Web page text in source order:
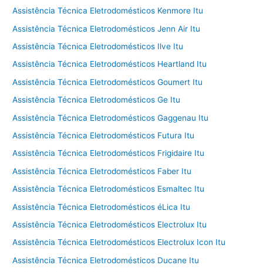
Assistência Técnica Eletrodomésticos Kenmore Itu
Assistência Técnica Eletrodomésticos Jenn Air Itu
Assistência Técnica Eletrodomésticos Ilve Itu
Assistência Técnica Eletrodomésticos Heartland Itu
Assistência Técnica Eletrodomésticos Goumert Itu
Assistência Técnica Eletrodomésticos Ge Itu
Assistência Técnica Eletrodomésticos Gaggenau Itu
Assistência Técnica Eletrodomésticos Futura Itu
Assistência Técnica Eletrodomésticos Frigidaire Itu
Assistência Técnica Eletrodomésticos Faber Itu
Assistência Técnica Eletrodomésticos Esmaltec Itu
Assistência Técnica Eletrodomésticos éLica Itu
Assistência Técnica Eletrodomésticos Electrolux Itu
Assistência Técnica Eletrodomésticos Electrolux Icon Itu
Assistência Técnica Eletrodomésticos Ducane Itu